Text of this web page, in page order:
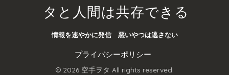
タと人間は共存できる
情報を速やかに発信 悪いやつは逃さない
プライバシーポリシー
© 2026 空手ヲタ All rights reserved.